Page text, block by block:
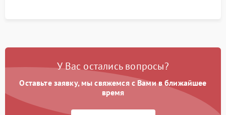
У Вас остались вопросы?
Оставьте заявку, мы свяжемся с Вами в ближайшее
время